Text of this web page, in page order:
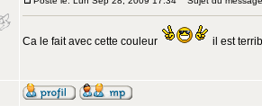
Ca le fait avec cette couleur il est